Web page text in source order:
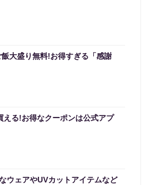
大盛り無料!お得すぎる「感謝
える!お得なクーポンは公式アプ
ウェアやUVカットアイテムなど